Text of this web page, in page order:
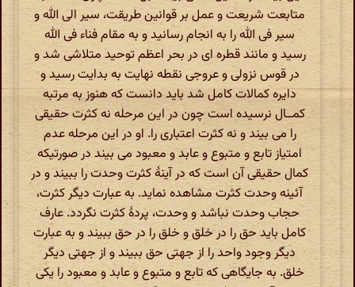
متابعت شریعت و عمل بر قوانین طریقت، سیر الی الله و
سیر فی الله را به انجام رسانید و به مقام فناء فی الله
رسید و مانند قطره ای در بحر اعظم توحید متلاشی شد و
در قوس نزولی و عروجی نقطه نهایت به بدایت رسید و
دایره کمالات کامل شد باید دانست که هنوز به مرتبه
کمــال نرسیده است چون در این مرحله نه کثرت حقیقی
را می بیند و نه کثرت اعتباری را. او در این مرحله عدم
امتیاز تابع و متبوع و عابد و معبود می بیند در صورتیکه
کمال حقیقی آن است که در آینۀ کثرت وحدت را ببیند و در
آئینه وحدت کثرت مشاهده نماید. به عبارت دیگر کثرت،
حجاب وحدت نباشد و وحدت، پردۀ کثرت نگردد. عارف
کامل باید حق را در خلق و خلق را در حق ببیند و به عبارت
دیگر وجود واحد را از جهتی حق ببیند و از جهتی دیگر
خلق. به جایگاهی که تابع و متبوع و عابد و معبود را یکی